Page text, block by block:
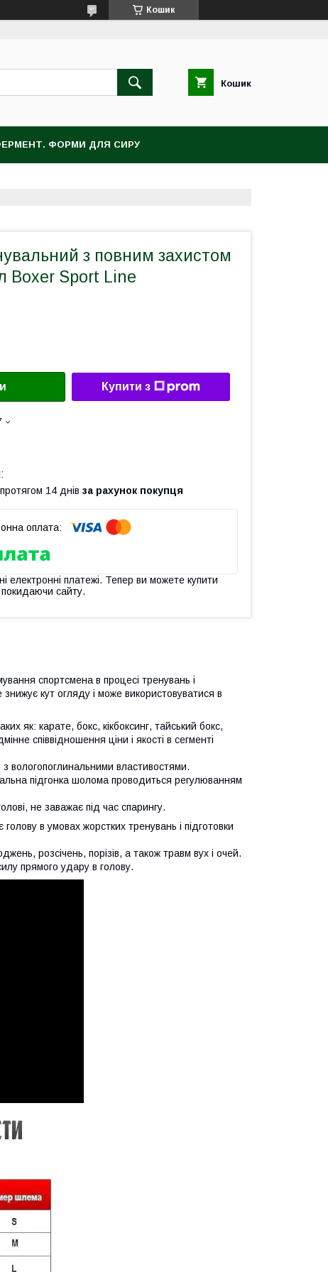
Кошик
Кошик
ФОРМИ ДЛЯ СИРУ
з повним захистом
Boxer Sport Line
Купити з
14 днів за рахунок покупця
електронні платежі. Тепер ви можете купити
сайту.
спортсмена в процесі тренувань і
кут огляду і може використовуватися в
як: карате, бокс, кікбоксинг, тайський бокс,
співвідношення ціни і якості в сегменті
з вологопоглинальними властивостями.
підгонка шолома проводиться регулюванням
не заважає під час спарингу.
в умовах жорстких тренувань і підготовки
розсічень, порізів, а також травм вух і очей.
прямого удару в голову.